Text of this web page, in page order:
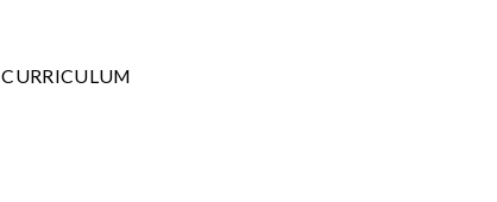
CURRICULUM